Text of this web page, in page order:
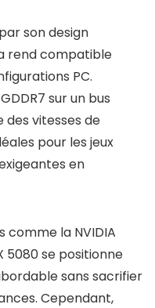
son design
rend compatible
PC.
sur un bus
des vitesses de
pour les jeux
en
la NVIDIA
5080 se positionne
sans sacrifier
Cependant,